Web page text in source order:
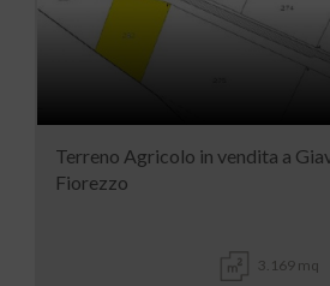
Terreno Agricolo in vendita a
Fiorezzo
3.169 mq